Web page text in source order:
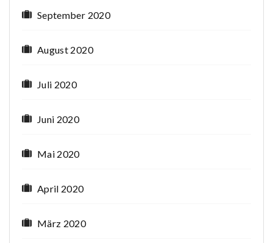
September 2020
August 2020
Juli 2020
Juni 2020
Mai 2020
April 2020
März 2020